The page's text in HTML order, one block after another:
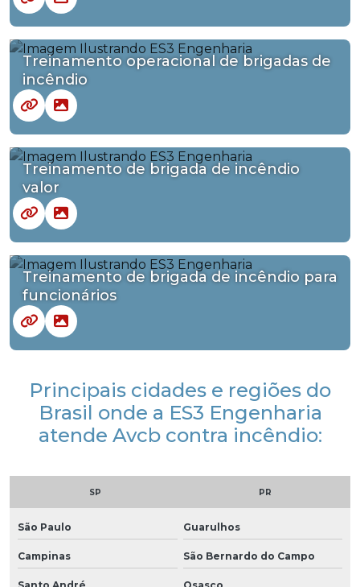
Treinamento operacional de brigadas de
incêndio
Treinamento de brigada de incêndio
valor
Treinamento de brigada de incêndio para
funcionários
Principais cidades e regiões do
Brasil onde a ES3 Engenharia
atende Avcb contra incêndio:
SP PR
São Paulo Guarulhos
Campinas São Bernardo do Campo